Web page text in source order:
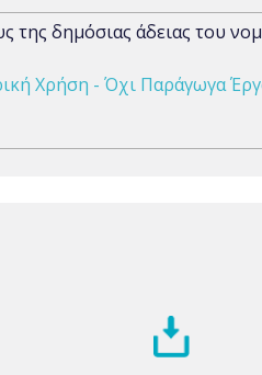
της δημόσιας άδειας του
Χρήση - Όχι Παράγωγα